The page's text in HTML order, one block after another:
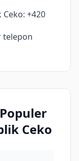
+420
telepon
Ceko